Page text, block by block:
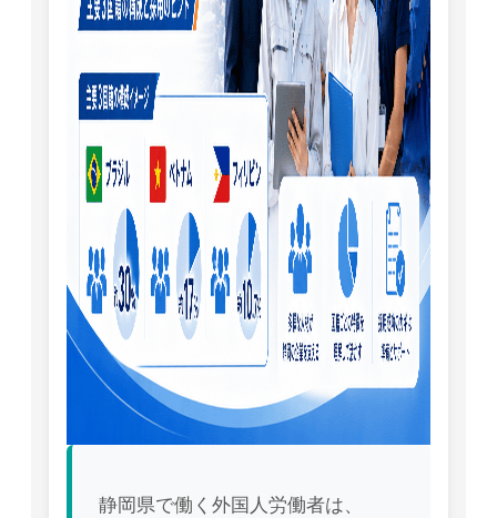
静岡県で働く外国人労働者は、